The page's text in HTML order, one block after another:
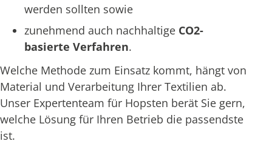
werden sollten sowie
zunehmend auch nachhaltige CO2-
basierte Verfahren.
Welche Methode zum Einsatz kommt, hängt von
Material und Verarbeitung Ihrer Textilien ab.
Unser Expertenteam für Hopsten berät Sie gern,
welche Lösung für Ihren Betrieb die passendste
ist.